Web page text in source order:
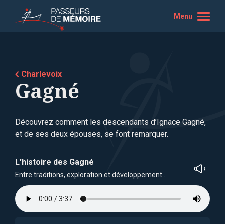
Menu
Charlevoix
Gagné
Découvrez comment les descendants d’Ignace Gagné,
et de ses deux épouses, se font remarquer.
L'histoire des Gagné
Entre traditions, exploration et développement…